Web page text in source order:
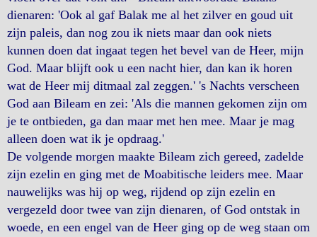
dienaren: 'Ook al gaf Balak me al het zilver en goud uit
zijn paleis, dan nog zou ik niets maar dan ook niets
kunnen doen dat ingaat tegen het bevel van de Heer, mijn
God. Maar blijft ook u een nacht hier, dan kan ik horen
wat de Heer mij ditmaal zal zeggen.' 's Nachts verscheen
God aan Bileam en zei: 'Als die mannen gekomen zijn om
je te ontbieden, ga dan maar met hen mee. Maar je mag
alleen doen wat ik je opdraag.'
De volgende morgen maakte Bileam zich gereed, zadelde
zijn ezelin en ging met de Moabitische leiders mee. Maar
nauwelijks was hij op weg, rijdend op zijn ezelin en
vergezeld door twee van zijn dienaren, of God ontstak in
woede, en een engel van de Heer ging op de weg staan om